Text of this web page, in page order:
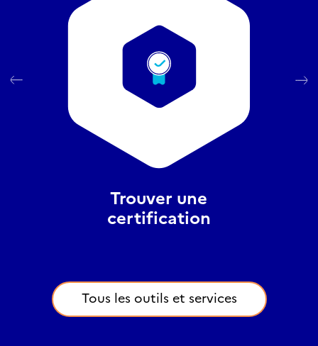
Trouver une
certification
Tous les outils et services